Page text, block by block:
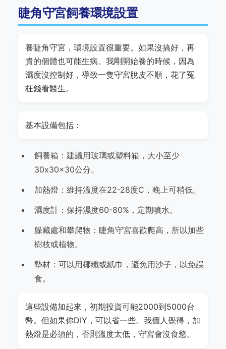
睫角守宮飼養環境設置
養睫角守宮，環境設置很重要。如果沒搞好，再
貴的個體也可能生病。我剛開始養的時候，因為
濕度沒控制好，導致一隻守宮脫皮不順，花了冤
枉錢看醫生。
基本設備包括：
飼養箱：建議用玻璃或塑料箱，大小至少
30x30x30公分。
加熱燈：維持溫度在22-28度C，晚上可稍低。
濕度計：保持濕度60-80%，定期噴水。
躲藏處和攀爬物：睫角守宮喜歡爬高，所以加些
樹枝或植物。
墊材：可以用椰纖或紙巾，避免用沙子，以免誤
食。
這些設備加起來，初期投資可能2000到5000台
幣。但如果你DIY，可以省一些。我個人覺得，加
熱燈是必須的，否則溫度太低，守宮會沒食慾。